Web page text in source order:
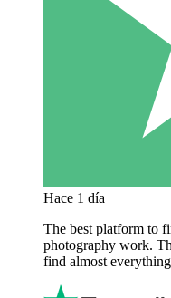
Hace 1 día
The best platform to
photography work.
find almost